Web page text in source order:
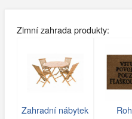
Zimní zahrada produkty:
Zahradní nábytek